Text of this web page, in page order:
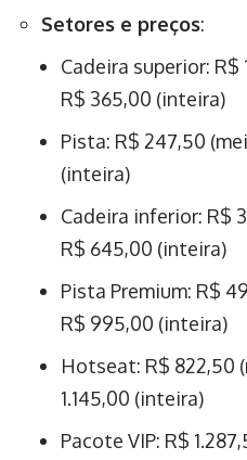
Setores e preços:
Cadeira superior:
R$ 365,00 (inteira)
Pista: R$ 247,50
(inteira)
Cadeira inferior: R$
R$ 645,00 (inteira)
Pista Premium: R$
R$ 995,00 (inteira)
Hotseat: R$ 822,50
1.145,00 (inteira)
Pacote VIP: R$